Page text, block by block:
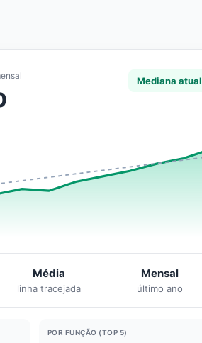
Mediana atual
Média
linha tracejada
Mensal
último ano
POR FUNÇÃO (TOP 5)